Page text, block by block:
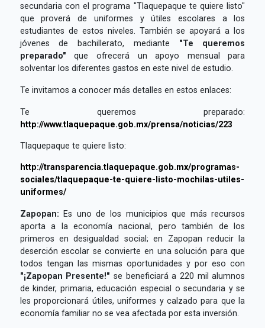
secundaria con el programa "Tlaquepaque te quiere listo"
que proverá de uniformes y útiles escolares a los
estudiantes de estos niveles. También se apoyará a los
jóvenes de bachillerato, mediante "Te queremos
preparado" que ofrecerá un apoyo mensual para
solventar los diferentes gastos en este nivel de estudio.
Te invitamos a conocer más detalles en estos enlaces:
Te queremos preparado:
http://www.tlaquepaque.gob.mx/prensa/noticias/223
Tlaquepaque te quiere listo:
http://transparencia.tlaquepaque.gob.mx/programas-
sociales/tlaquepaque-te-quiere-listo-mochilas-utiles-
uniformes/
Zapopan: Es uno de los municipios que más recursos
aporta a la economía nacional, pero también de los
primeros en desigualdad social; en Zapopan reducir la
deserción escolar se convierte en una solución para que
todos tengan las mismas oportunidades y por eso con
"¡Zapopan Presente!" se beneficiará a 220 mil alumnos
de kinder, primaria, educación especial o secundaria y se
les proporcionará útiles, uniformes y calzado para que la
economía familiar no se vea afectada por esta inversión.